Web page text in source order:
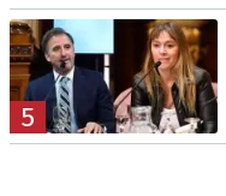
5